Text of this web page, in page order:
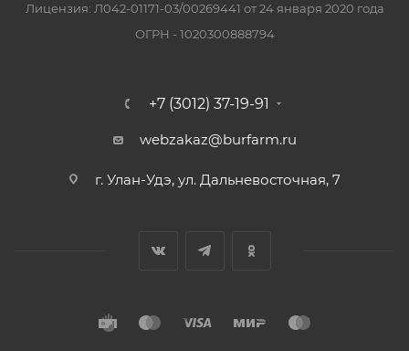
Лицензия: Л042-01171-03/00269441 от 24 января 2020 года
ОГРН - 1020300888794
+7 (3012) 37-19-91
webzakaz@burfarm.ru
г. Улан-Удэ, ул. Дальневосточная, 7